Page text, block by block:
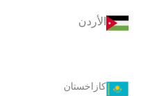
الأردن
كازاخستان